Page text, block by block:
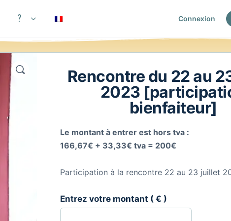
Connexion
Rencontre du 22 au
2023
bienfaiteur]
Le montant à entrer est hors tva :
166,67€ + 33,33€ tva = 200€
Participation à la rencontre 22 au 23 juillet
Entrez votre montant ( € )